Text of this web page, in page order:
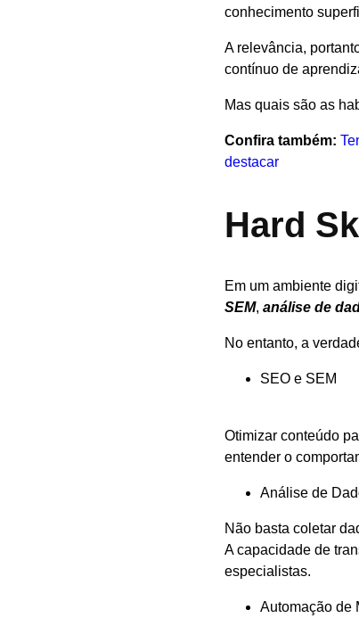
conhecimento
A relevância,
contínuo de
Mas quais são as
Confira também:
destacar
Hard
Em um ambiente
SEM, análise de
No entanto, a
SEO e SEM
Otimizar conteúdo
entender o
Análise de
Não basta coletar
A capacidade de
especialistas.
Automação de